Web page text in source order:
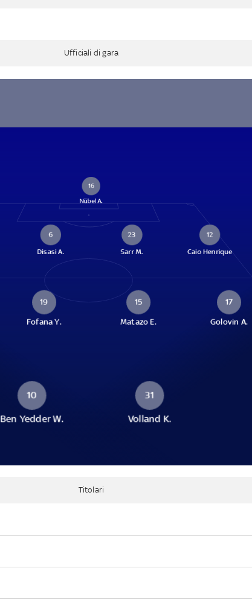
Ufficiali di gara
16
Nübel A.
6
Disasi A.
23
Sarr M.
12
Caio Henrique
19
Fofana Y.
15
Matazo E.
17
Golovin A.
10
Ben Yedder W.
31
Volland K.
Titolari